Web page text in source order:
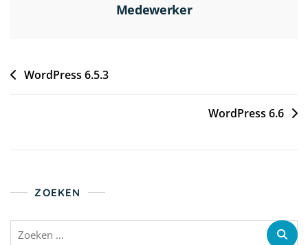
Medewerker
WordPress 6.5.3
WordPress 6.6
ZOEKEN